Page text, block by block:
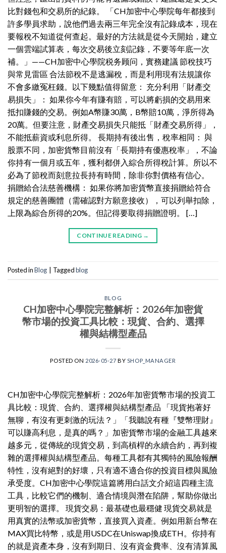
比對錢包和交易所的紀錄。 「CH加密中心學院每年都接到
許多學員求助，說他們過去兩三年完全沒有記錄成本，現在
要報稅不知道從何查起。最好的方法就是從今天開始，建立
一個雲端試算表，每次交易後立刻記錄，不要等年底一次
補。」——CH加密中心學院税务顾问，實務建議 節稅技巧
與常見雷區 合法節稅不是逃漏稅，而是利用現有法規讓你
不會多繳冤枉錢。以下幾點值得留意： 充分利用「財產交
易損失」： 如果你今年有賺有賠，可以將虧損的交易用來
抵扣賺錢的交易。例如A幣賺30萬，B幣賠10萬，淨所得為
20萬。但要注意，財產交易損失只能抵「財產交易所得」，
不能抵薪資或利息所得。 長期持有後出售，稅率相同： 與
股票不同，加密貨幣目前沒有「長期持有優惠稅率」，不論
你持有一個月或五年，獲利都併入綜合所得稅計算。所以不
必為了節稅而刻意拉長持有時間，除非你對價格有信心。
捐贈給合法慈善機構： 如果你將加密貨幣直接捐贈給符合
規定的慈善團體（需確認對方願意接收），可以列舉扣除，
上限為綜合所得的20%。但記得要取得捐贈證明。 […]
CONTINUE READING →
Posted inBlog Taggedblog
BLOG
CH加密中心學院完整解析：2026年加密貨
幣市場的投資工具比較：現貨、合約、選擇
權與結構型產品
POSTED ON 2026-05-27 BY SHOP_MANAGER
CH加密中心學院完整解析：2026年加密貨幣市場的投資工
具比較：現貨、合約、選擇權與結構型產品 「現貨抱著好
無聊，有沒有更刺激的玩法？」「我聽說有種『雙幣理財』
可以賺高利息，是真的嗎？」加密貨幣市場的金融工具越來
越多元，從傳統的現貨交易，到高槓桿的永續合約，再到複
雜的選擇權與結構型產品。每種工具都有其獨特的風險報酬
特性，沒有絕對的好壞，只有適不適合你的投資目標與風險
承受度。CH加密中心學院這篇將用白話文介紹這四種主流
工具，比較它們的機制、適合情境與潛在陷阱，幫助你做出
更明智的選擇。 現貨交易：最基礎也最穩健 現貨交易就是
用真實的法幣或加密貨幣，直接買入資產。例如用新台幣在
MAX買比特幣，或是用USDC在Uniswap換成ETH。你持有
的就是資產本身，沒有到期日、沒有資金費率、沒有清算風